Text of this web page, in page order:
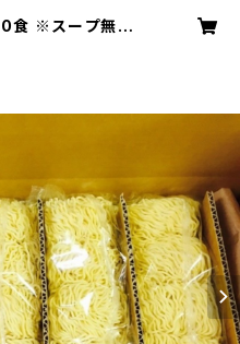
食 ※スープ無 |